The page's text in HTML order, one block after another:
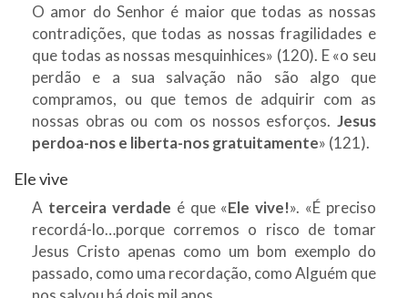
O amor do Senhor é maior que todas as nossas
contradições, que todas as nossas fragilidades e
que todas as nossas mesquinhices» (120). E «o seu
perdão e a sua salvação não são algo que
compramos, ou que temos de adquirir com as
nossas obras ou com os nossos esforços. Jesus
perdoa-nos e liberta-nos gratuitamente» (121).
Ele vive
A terceira verdade é que «Ele vive!». «É preciso
recordá-lo…porque corremos o risco de tomar
Jesus Cristo apenas como um bom exemplo do
passado, como uma recordação, como Alguém que